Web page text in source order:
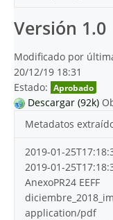
Versión 1.0
Modificado por última
20/12/19 18:31
Estado: Aprobado
Descargar (92k)
Metadatos
2019-01-
2019-01-
AnexoPR24 EEFF
application/pdf